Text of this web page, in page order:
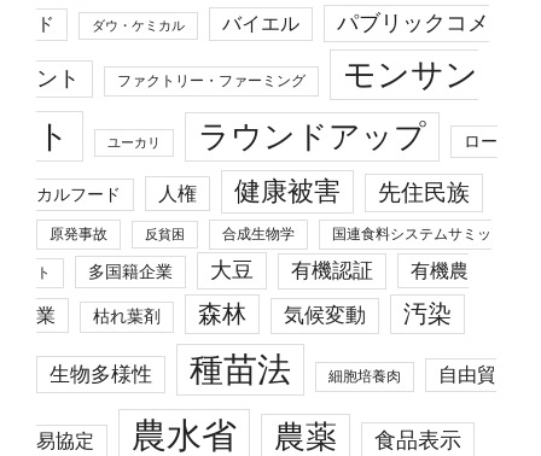
ド ダウ・ケミカル バイエル パブリックコメ
ント ファクトリー・ファーミング
モンサン
ト
ユーカリ ラウンドアップ ロー
カルフード 人権 健康被害 先住民族
原発事故 反貧困 合成生物学 国連食料システムサミッ
ト 多国籍企業 大豆 有機認証 有機農
業 枯れ葉剤 森林 気候変動 汚染
生物多様性 種苗法 細胞培養肉 自由貿
易協定 農水省 農薬 食品表示